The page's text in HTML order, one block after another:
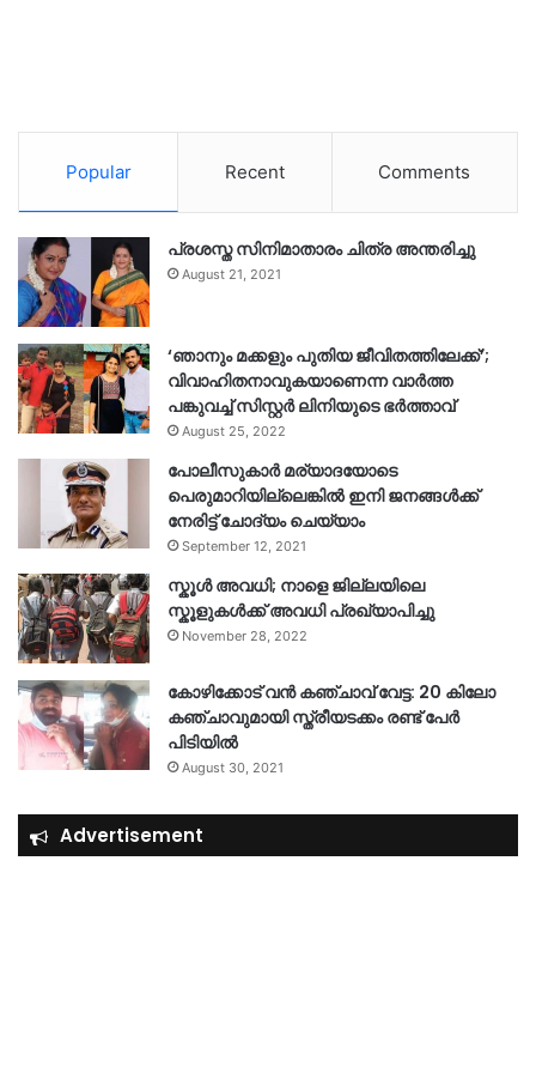
Popular Recent Comments
പ്രശസ്ത സിനിമാതാരം ചിത്ര അന്തരിച്ചു
August 21, 2021
‘ഞാനും മക്കളും പുതിയ ജീവിതത്തിലേക്ക്’;
വിവാഹിതനാവുകയാണെന്ന വാർത്ത
പങ്കുവച്ച് സിസ്റ്റർ ലിനിയുടെ ഭർത്താവ്
August 25, 2022
പോലീസുകാര്‍ മര്യാദയോടെ
പെരുമാറിയില്ലെങ്കില്‍ ഇനി ജനങ്ങള്‍ക്ക്
നേരിട്ട് ചോദ്യം ചെയ്യാം
September 12, 2021
സ്കൂൾ അവധി; നാളെ ജില്ലയിലെ
സ്കൂളുകൾക്ക് അവധി പ്രഖ്യാപിച്ചു
November 28, 2022
കോഴിക്കോട് വൻ കഞ്ചാവ് വേട്ട: 20 കിലോ
കഞ്ചാവുമായി സ്ത്രീയടക്കം രണ്ട് പേർ
പിടിയിൽ
August 30, 2021
Advertisement